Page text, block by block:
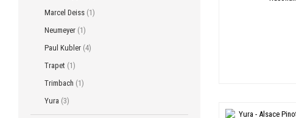
Marcel Deiss 1
Neumeyer 1
Paul Kubler 4
Trapet 1
Trimbach 1
Yura 3